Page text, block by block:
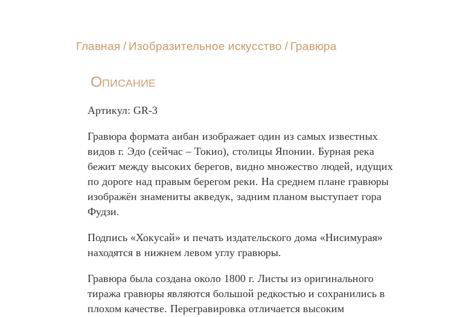
Главная / Изобразительное искусство / Гравюра
Описание
Артикул: GR-3
Гравюра формата аибан изображает один из самых известных
видов г. Эдо (сейчас – Токио), столицы Японии. Бурная река
бежит между высоких берегов, видно множество людей, идущих
по дороге над правым берегом реки. На среднем плане гравюры
изображён знамениты акведук, задним планом выступает гора
Фудзи.
Подпись «Хокусай» и печать издательского дома «Нисимурая»
находятся в нижнем левом углу гравюры.
Гравюра была создана около 1800 г. Листы из оригинального
тиража гравюры являются большой редкостью и сохранились в
плохом качестве. Перегравировка отличается высоким